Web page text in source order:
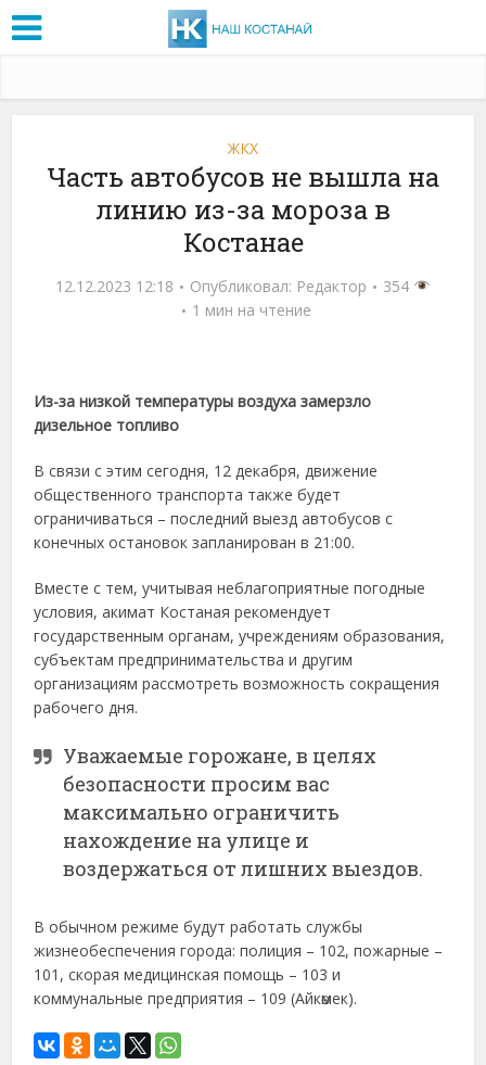
ЖКХ
Часть автобусов не вышла на
линию из-за мороза в
Костанае
12.12.2023 12:18 Опубликовал: Редактор
354
1 мин на чтение
Из-за низкой температуры воздуха замерзло
дизельное топливо
В связи с этим сегодня, 12 декабря, движение
общественного транспорта также будет
ограничиваться – последний выезд автобусов с
конечных остановок запланирован в 21:00.
Вместе с тем, учитывая неблагоприятные погодные
условия, акимат Костаная рекомендует
государственным органам, учреждениям образования,
субъектам предпринимательства и другим
организациям рассмотреть возможность сокращения
рабочего дня.
Уважаемые горожане, в целях
безопасности просим вас
максимально ограничить
нахождение на улице и
воздержаться от лишних выездов.
В обычном режиме будут работать службы
жизнеобеспечения города: полиция – 102, пожарные –
101, скорая медицинская помощь – 103 и
коммунальные предприятия – 109 (Айкөмек).